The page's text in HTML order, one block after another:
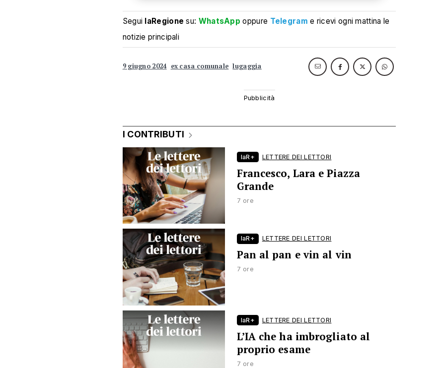
Segui laRegione su: WhatsApp oppure Telegram e ricevi ogni mattina le
notizie principali
9 giugno 2024 ex casa comunale lugaggia
I CONTRIBUTI
laR+ LETTERE DEI LETTORI
Francesco, Lara e Piazza
Grande
7 ore
laR+ LETTERE DEI LETTORI
Pan al pan e vin al vin
7 ore
laR+ LETTERE DEI LETTORI
L’IA che ha imbrogliato al
proprio esame
7 ore